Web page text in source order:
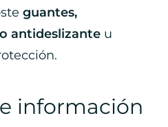
guantes,
antideslizante u
información